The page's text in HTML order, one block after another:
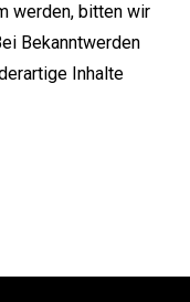
werden, bitten wir
Bekanntwerden
Inhalte